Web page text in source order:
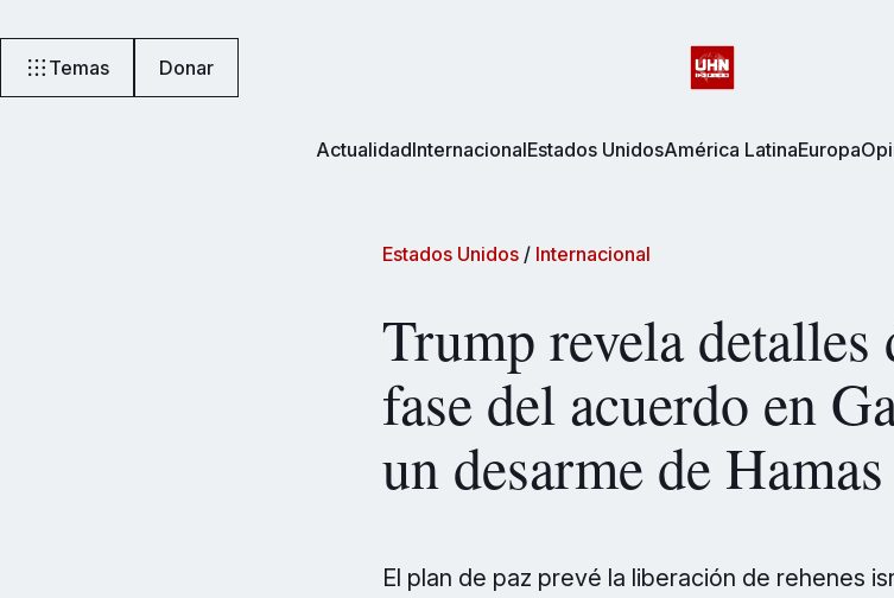
Temas Donar
ActualidadInternacionalEstados UnidosAmérica LatinaEuropa
Estados Unidos / Internacional
Trump revela detalles
fase del acuerdo en
un desarme de Hamas
El plan de paz prevé la liberación de rehenes